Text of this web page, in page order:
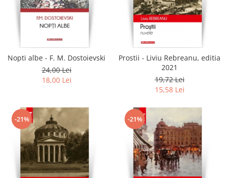
Literatura
Moderna
Romana
Universala
Calatorii
Memorii
Publicistica / Reportaje / Interviuri
Stiinte umaniste
Istorie
Nopti albe - F. M. Dostoievski
24,00 Lei
18,00 Lei
Prostii - Liviu Rebreanu, editia
2021
19,72 Lei
15,58 Lei
-21% -21%